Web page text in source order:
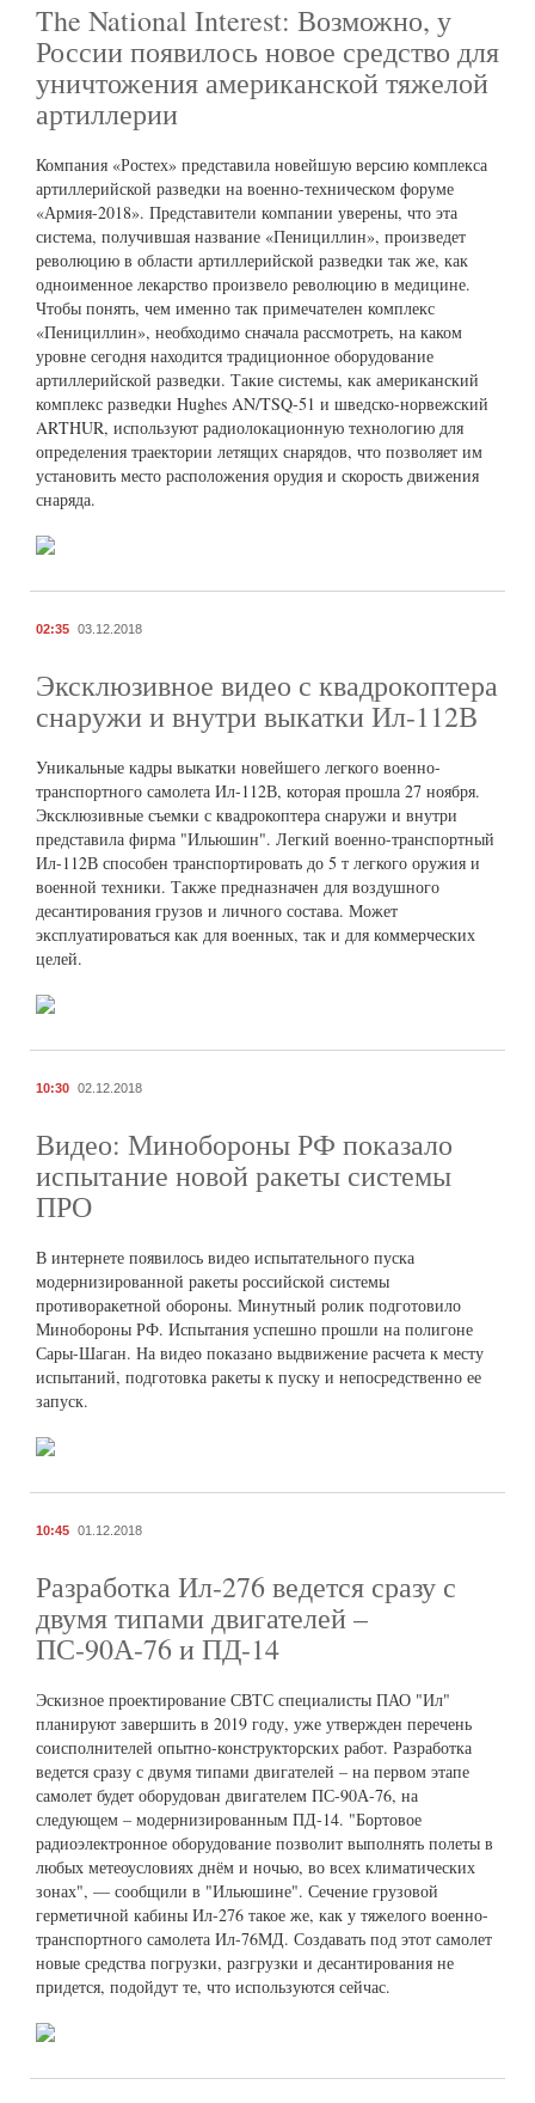
The National Interest: Возможно, у
России появилось новое средство для
уничтожения американской тяжелой
артиллерии
Компания «Ростех» представила новейшую версию комплекса
артиллерийской разведки на военно-техническом форуме
«Армия-2018». Представители компании уверены, что эта
система, получившая название «Пенициллин», произведет
революцию в области артиллерийской разведки так же, как
одноименное лекарство произвело революцию в медицине.
Чтобы понять, чем именно так примечателен комплекс
«Пенициллин», необходимо сначала рассмотреть, на каком
уровне сегодня находится традиционное оборудование
артиллерийской разведки. Такие системы, как американский
комплекс разведки Hughes AN/TSQ-51 и шведско-норвежский
ARTHUR, используют радиолокационную технологию для
определения траектории летящих снарядов, что позволяет им
установить место расположения орудия и скорость движения
снаряда.
02:35 03.12.2018
Эксклюзивное видео с квадрокоптера
снаружи и внутри выкатки Ил-112В
Уникальные кадры выкатки новейшего легкого военно-
транспортного самолета Ил-112В, которая прошла 27 ноября.
Эксклюзивные съемки с квадрокоптера снаружи и внутри
представила фирма "Ильюшин". Легкий военно-транспортный
Ил-112В способен транспортировать до 5 т легкого оружия и
военной техники. Также предназначен для воздушного
десантирования грузов и личного состава. Может
эксплуатироваться как для военных, так и для коммерческих
целей.
10:30 02.12.2018
Видео: Минобороны РФ показало
испытание новой ракеты системы
ПРО
В интернете появилось видео испытательного пуска
модернизированной ракеты российской системы
противоракетной обороны. Минутный ролик подготовило
Минобороны РФ. Испытания успешно прошли на полигоне
Сары-Шаган. На видео показано выдвижение расчета к месту
испытаний, подготовка ракеты к пуску и непосредственно ее
запуск.
10:45 01.12.2018
Разработка Ил-276 ведется сразу с
двумя типами двигателей –
ПС-90А-76 и ПД-14
Эскизное проектирование СВТС специалисты ПАО "Ил"
планируют завершить в 2019 году, уже утвержден перечень
соисполнителей опытно-конструкторских работ. Разработка
ведется сразу с двумя типами двигателей – на первом этапе
самолет будет оборудован двигателем ПС-90А-76, на
следующем – модернизированным ПД-14. "Бортовое
радиоэлектронное оборудование позволит выполнять полеты в
любых метеоусловиях днём и ночью, во всех климатических
зонах", — сообщили в "Ильюшине". Сечение грузовой
герметичной кабины Ил-276 такое же, как у тяжелого военно-
транспортного самолета Ил-76МД. Создавать под этот самолет
новые средства погрузки, разгрузки и десантирования не
придется, подойдут те, что используются сейчас.